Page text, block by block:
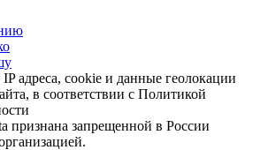
адреса, cookie и данные геолокации
в соответствии с Политикой
признана запрещенной в России